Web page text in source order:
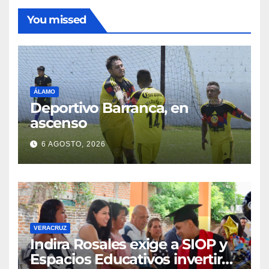
You missed
ÁLAMO
Deportivo Barranca, en
ascenso
6 AGOSTO, 2026
VERACRUZ
Indira Rosales exige a SIOP y
Espacios Educativos invertir